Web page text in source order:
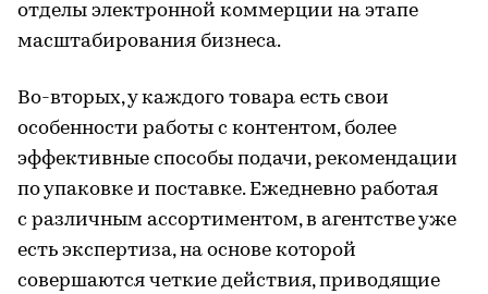
отделы электронной коммерции на этапе
масштабирования бизнеса.
Во-вторых, у каждого товара есть свои
особенности работы с контентом, более
эффективные способы подачи, рекомендации
по упаковке и поставке. Ежедневно работая
с различным ассортиментом, в агентстве уже
есть экспертиза, на основе которой
совершаются четкие действия, приводящие